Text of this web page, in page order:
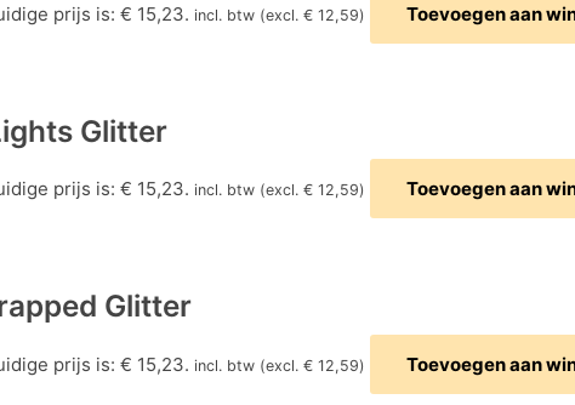
prijs is: € 15,23. incl. btw (excl. € 12,59) Toevoegen aan
Glitter
prijs is: € 15,23. incl. btw (excl. € 12,59) Toevoegen aan
Glitter
prijs is: € 15,23. incl. btw (excl. € 12,59) Toevoegen aan